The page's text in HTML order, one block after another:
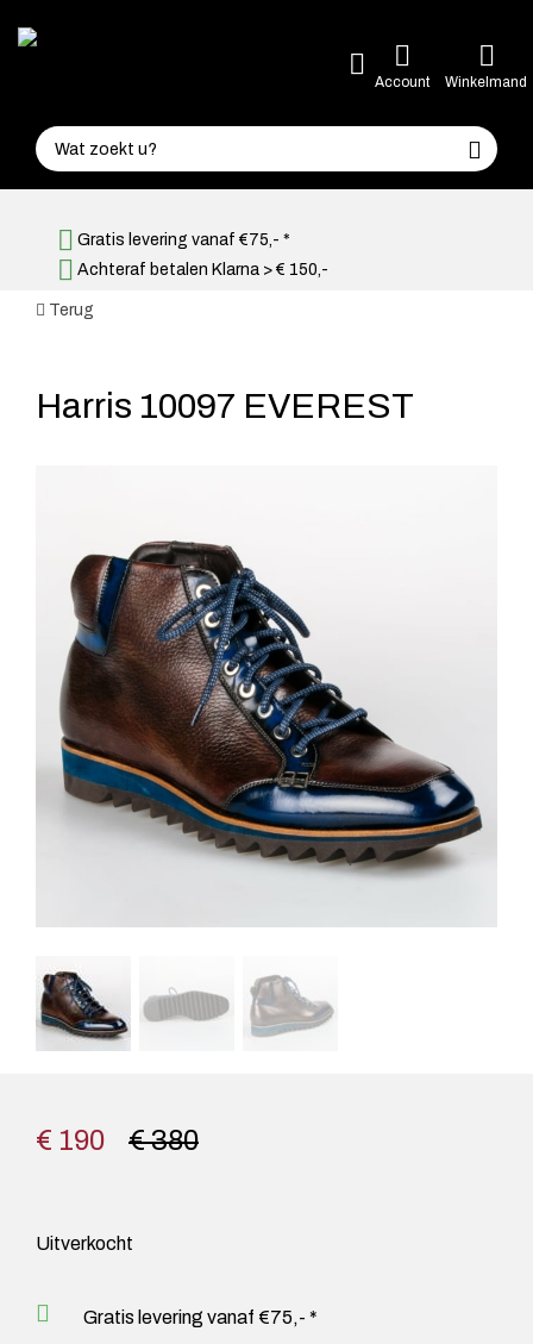
Account Winkelmand
Gratis levering vanaf €75,- *
Achteraf betalen Klarna > € 150,-
Terug
Harris 10097 EVEREST
€ 380
€ 190
Uitverkocht
Gratis levering vanaf €75,- *